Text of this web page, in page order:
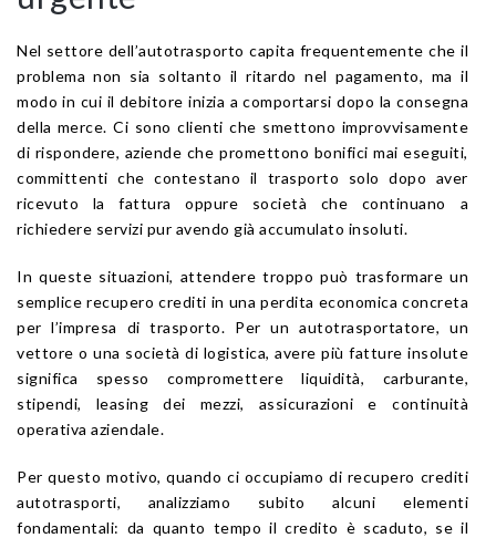
Nel settore dell’autotrasporto capita frequentemente che il
problema non sia soltanto il ritardo nel pagamento, ma il
modo in cui il debitore inizia a comportarsi dopo la consegna
della merce. Ci sono clienti che smettono improvvisamente
di rispondere, aziende che promettono bonifici mai eseguiti,
committenti che contestano il trasporto solo dopo aver
ricevuto la fattura oppure società che continuano a
richiedere servizi pur avendo già accumulato insoluti.
In queste situazioni, attendere troppo può trasformare un
semplice recupero crediti in una perdita economica concreta
per l’impresa di trasporto. Per un autotrasportatore, un
vettore o una società di logistica, avere più fatture insolute
significa spesso compromettere liquidità, carburante,
stipendi, leasing dei mezzi, assicurazioni e continuità
operativa aziendale.
Per questo motivo, quando ci occupiamo di recupero crediti
autotrasporti, analizziamo subito alcuni elementi
fondamentali: da quanto tempo il credito è scaduto, se il